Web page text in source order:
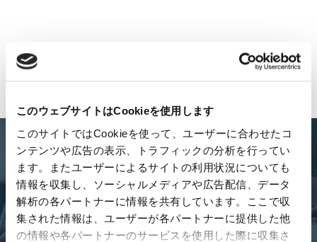
このウェブサイトはCookieを使用します
このサイトではCookieを使って、ユーザーに合わせたコ
ンテンツや広告の表示、トラフィックの分析を行ってい
ます。またユーザーによるサイトの利用状況についても
情報を収集し、ソーシャルメディアや広告配信、データ
解析の各パートナーに情報を共有しています。ここで収
集された情報は、ユーザーが各パートナーに提供した他
の情報や各パートナーのサービスを使用した際に収集さ
Let'sTalk!
レベニュー組織に関する課題やお悩みについて、ぜひお気軽にご
相談ください。